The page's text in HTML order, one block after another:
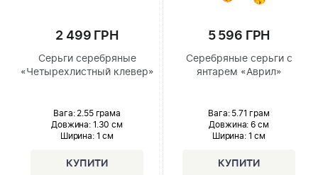
2 499 ГРН
Серьги серебряные
«Четырехлистный клевер»
Вага: 2.55 грама
Довжина: 1.30 см
Ширина: 1 см
5 596 ГРН
Серебряные серьги с
янтарем «Аврил»
Вага: 5.71 грам
Довжина: 6 см
Ширина: 1 см